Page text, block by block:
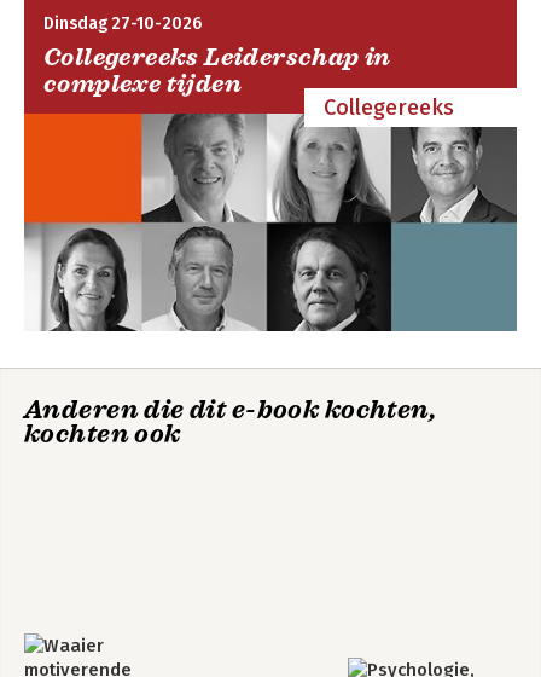
Synchroniciteit
Zesde spoor
Niet-weten
Zevende spoor- Luisteren met je hart
Dichterbij dan je denkt
Meer lezen over luisteren
Dinsdag 27-10-2026
Collegereeks Leiderschap in
complexe tijden
Collegereeks
Anderen die dit e-book kochten,
kochten ook